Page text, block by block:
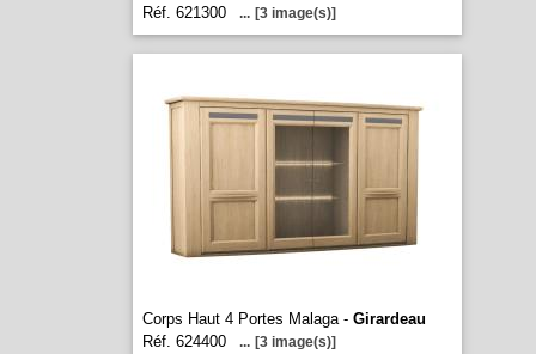
Réf. 621300
... [3 image(s)]
Corps Haut 4 Portes Malaga - Girardeau
Réf. 624400
... [3 image(s)]